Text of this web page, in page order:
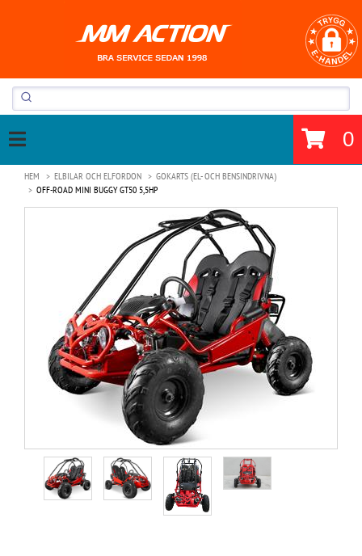
0
HEM ELBILAR OCH ELFORDON
GOKARTS (EL- OCH BENSINDRIVNA)
OFF-ROAD MINI BUGGY GT50 5,5HP